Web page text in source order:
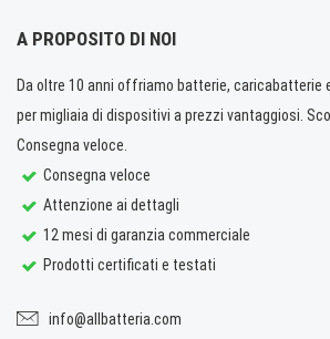
A PROPOSITO DI NOI
Da oltre 10 anni offriamo batterie, caricabatterie
per migliaia di dispositivi a prezzi vantaggiosi.
Consegna veloce.
Consegna veloce
Attenzione ai dettagli
12 mesi di garanzia commerciale
Prodotti certificati e testati
info@allbatteria.com